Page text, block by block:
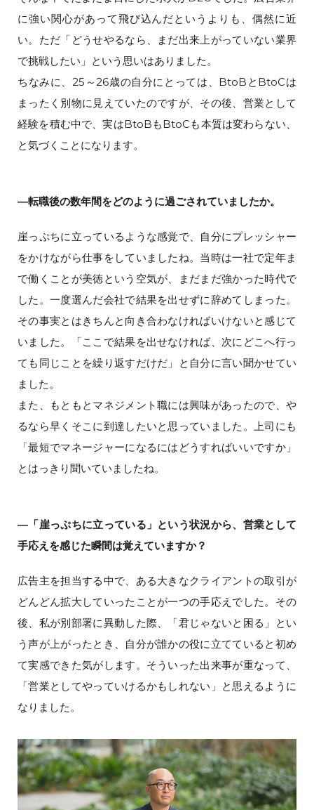
に強い関心があって飛び込んだというよりも、偶然に近
い。ただ「どうせやるなら、まだ出来上がっていない業界
で挑戦したい」という思いはありました。
ちなみに、25～26歳の自分にとっては、BtoBとBtoCは
まったく別物に見えていたのですが、その後、営業として
経験を積む中で、実はBtoBもBtoCも本質は変わらない、
と気づくことになります。
―転職後の数年間をどのように過ごされていましたか。
崖っぷちに立っているような感覚で、自分にプレッシャー
をかけながら仕事をしていましたね。当時は一社で定年ま
で働くことが美徳という空気が、まだまだ強かった時代で
した。一度選んだ会社で結果を出せずに辞めてしまった。
その事実とはきちんと向き合わなければいけないと感じて
いました。「ここで結果を出せなければ、次にどこへ行っ
ても同じことを繰り返すだけだ」と自分に言い聞かせてい
ました。
また、もともとマネジメント職には興味があったので、や
るなら早くそこに到達したいと思っていました。上司にも
「最短でマネージャーになるにはどうすればいいですか」
とはっきり聞いていましたね。
―「崖っぷちに立っている」という状況から、営業として
手応えを感じた瞬間は覚えていますか？
広告主を担当する中で、ある大きなクライアントの取引が
どんどん拡大していったことが一つの手応えでした。その
後、私が別部署に異動した際、「君じゃないと困る」とい
う声が上がったとき、自分が誰かの役に立てていると初め
て実感できた気がします。そういった出来事が重なって、
「営業としてやっていけるかもしれない」と思えるように
なりました。